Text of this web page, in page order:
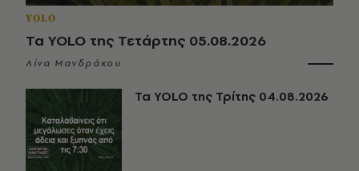
YOLO
Τα YOLO της Τετάρτης 05.08.2026
Λίνα Μανδράκου
Τα YOLO της Τρίτης 04.08.2026